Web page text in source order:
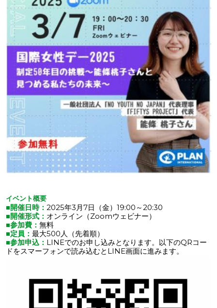
イベント概要
■開催日時： 2025年3月7日（金）19:00～20:30
■開催形式： オンライン（Zoomウェビナー）
■参加費： 無料
■定員： 最大500人（先着順）
■参加申込： LINEでのお申し込みとなります。以下のQRコー
ドをスマーフォンで読み込むとLINE画面に進みます。